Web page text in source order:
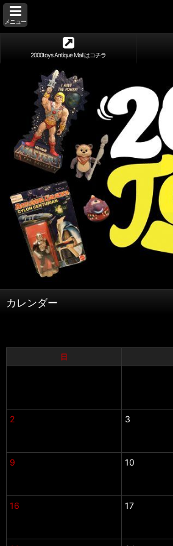
メニュー
2000toys Antique Mall はコチラ
カレンダー
日
2 3
9 10
16 17